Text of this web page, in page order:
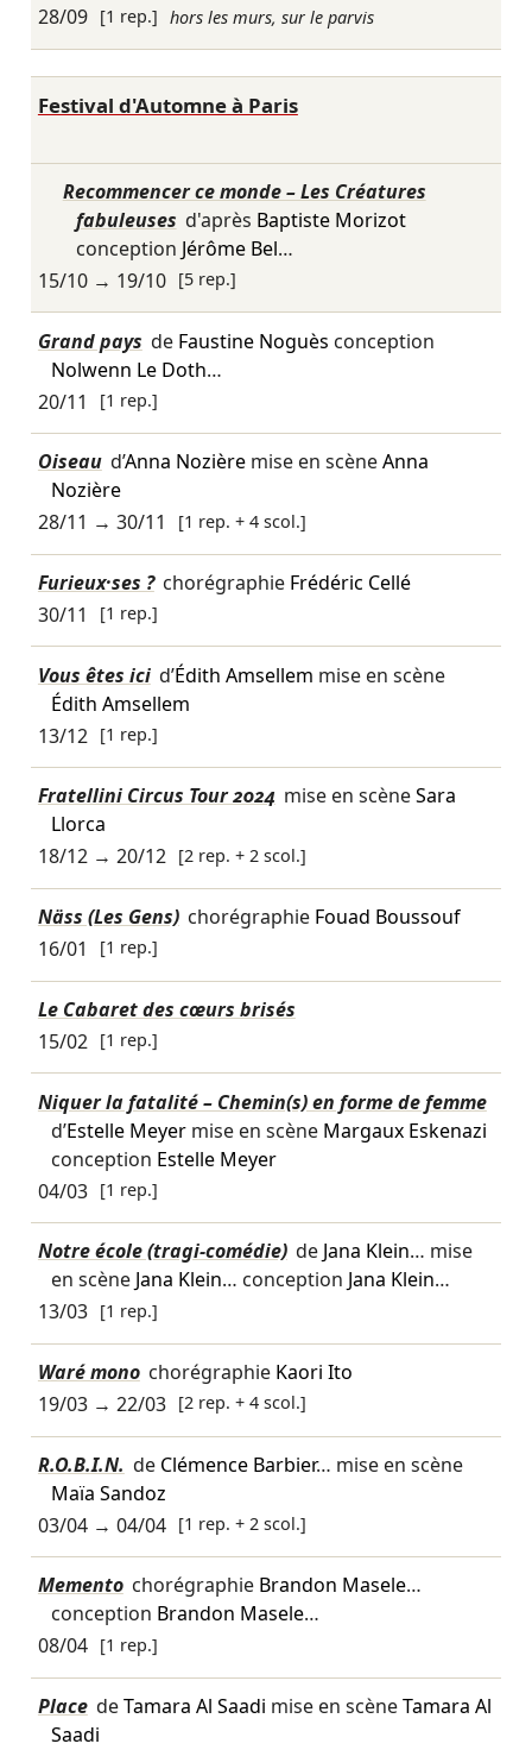
28/09 [1 rep.] hors les murs, sur le parvis
Festival d'Automne à Paris
Recommencer ce monde – Les Créatures
fabuleuses d'après Baptiste Morizot
conception Jérôme Bel…
15/10→ 19/10 [5 rep.]
Grand pays de Faustine Noguès conception
Nolwenn Le Doth…
20/11
[1 rep.]
Oiseau d’Anna Nozièremise en scèneAnna
Nozière
28/11 → 30/11 [1 rep. + 4 scol.]
Furieux·ses ? chorégraphie Frédéric Cellé
30/11
[1 rep.]
Vous êtes ici d’Édith Amsellem mise en scène
Édith Amsellem
13/12 [1 rep.]
Fratellini Circus Tour 2024 mise en scèneSara
Llorca
18/12→ 20/12 [2 rep. + 2 scol.]
Näss (Les Gens) chorégraphie Fouad Boussouf
16/01
[1 rep.]
Le Cabaret des cœurs brisés
15/02 [1 rep.]
Niquer la fatalité – Chemin(s) en forme de femme
d’Estelle Meyermise en scène Margaux Eskenazi
conception Estelle Meyer
04/03 [1 rep.]
Notre école (tragi-comédie) de Jana Klein… mise
en scène Jana Klein… conception Jana Klein…
13/03 [1 rep.]
Waré mono chorégraphie Kaori Ito
19/03→ 22/03 [2 rep. + 4 scol.]
R.O.B.I.N. de Clémence Barbier… mise en scène
Maïa Sandoz
03/04→ 04/04 [1 rep. + 2 scol.]
Memento chorégraphie Brandon Masele…
conception Brandon Masele…
08/04 [1 rep.]
Place deTamara Al Saadi mise en scèneTamara Al
Saadi